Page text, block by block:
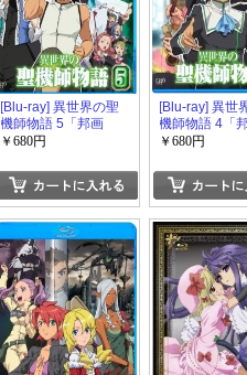
[Blu-ray] 異世界の聖
機師物語 5「邦画
DVD アニメ」
￥680円
[Blu-ray] 異世
機師物語 4「
DVD アニメ」
￥680円